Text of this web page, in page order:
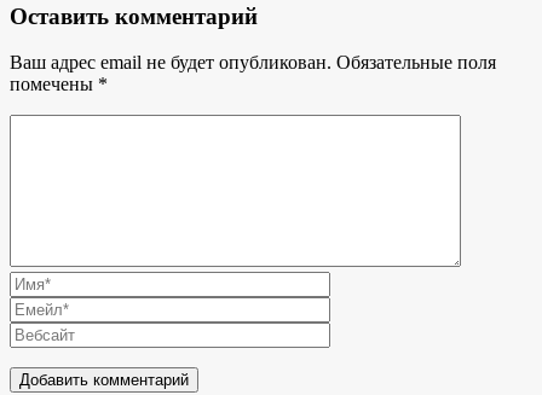
Оставить комментарий
Ваш адрес email не будет опубликован. Обязательные поля
помечены *